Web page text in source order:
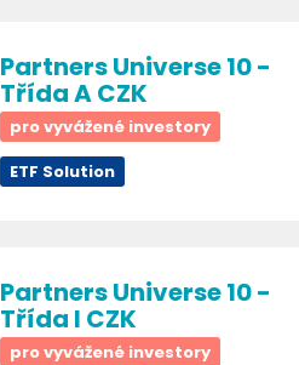
Partners Universe 10 -
Třída A CZK
pro vyvážené investory
ETF Solution
Partners Universe 10 -
Třída I CZK
pro vyvážené investory